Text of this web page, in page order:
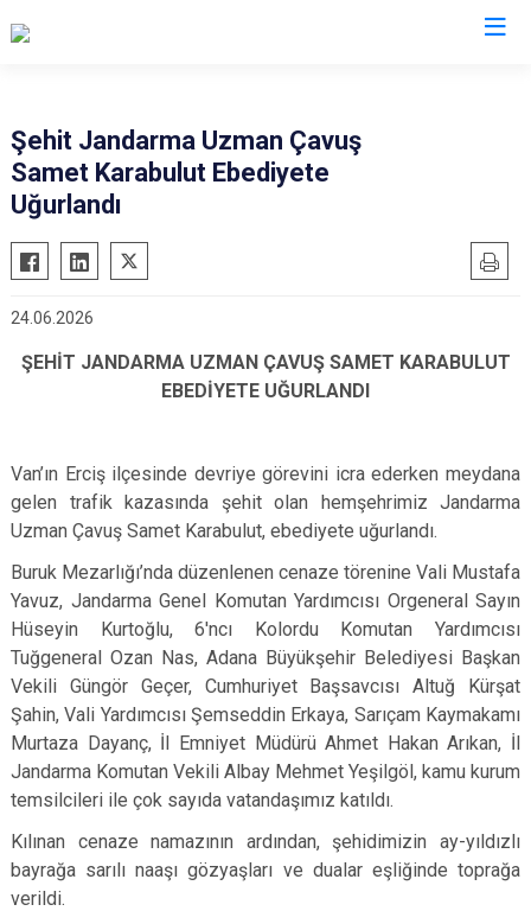
Şehit Jandarma Uzman Çavuş
Samet Karabulut Ebediyete
Uğurlandı
24.06.2026
ŞEHİT JANDARMA UZMAN ÇAVUŞ SAMET KARABULUT
EBEDİYETE UĞURLANDI
Van’ın Erciş ilçesinde devriye görevini icra ederken meydana
gelen trafik kazasında şehit olan hemşehrimiz Jandarma
Uzman Çavuş Samet Karabulut, ebediyete uğurlandı.
Buruk Mezarlığı’nda düzenlenen cenaze törenine Vali Mustafa
Yavuz, Jandarma Genel Komutan Yardımcısı Orgeneral Sayın
Hüseyin Kurtoğlu, 6'ncı Kolordu Komutan Yardımcısı
Tuğgeneral Ozan Nas, Adana Büyükşehir Belediyesi Başkan
Vekili Güngör Geçer, Cumhuriyet Başsavcısı Altuğ Kürşat
Şahin, Vali Yardımcısı Şemseddin Erkaya, Sarıçam Kaymakamı
Murtaza Dayanç, İl Emniyet Müdürü Ahmet Hakan Arıkan, İl
Jandarma Komutan Vekili Albay Mehmet Yeşilgöl, kamu kurum
temsilcileri ile çok sayıda vatandaşımız katıldı.
Kılınan cenaze namazının ardından, şehidimizin ay-yıldızlı
bayrağa sarılı naaşı gözyaşları ve dualar eşliğinde toprağa
verildi.